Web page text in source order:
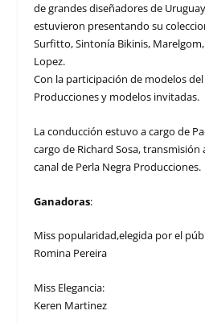
de grandes diseñadores de
estuvieron presentando su
Surfitto, Sintonía Bikinis,
Lopez.
Con la participación de modelos
Producciones y modelos invitadas.
La conducción estuvo a cargo de
cargo de Richard Sosa,
canal de Perla Negra Producciones.
Ganadoras:
Miss popularidad,elegida por el
Romina Pereira
Miss Elegancia:
Keren Martinez